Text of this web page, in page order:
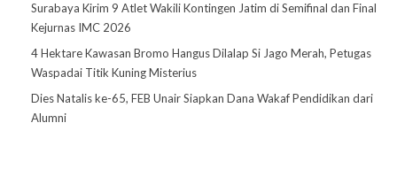
Surabaya Kirim 9 Atlet Wakili Kontingen Jatim di Semifinal dan Final
Kejurnas IMC 2026
4 Hektare Kawasan Bromo Hangus Dilalap Si Jago Merah, Petugas
Waspadai Titik Kuning Misterius
Dies Natalis ke-65, FEB Unair Siapkan Dana Wakaf Pendidikan dari
Alumni